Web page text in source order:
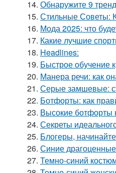
14. Обнаружите 9
15. Стильные Советы:
16. Мода 2025: что
17. Какие лучшие
18. Headlines:
19. Быстрое обучение
20. Манера речи: как
21. Серые замшевые:
22. Ботфорты: как
23. Высокие ботфорты
24. Секреты
25. Блогеры,
26. Синие
27. Темно-синий